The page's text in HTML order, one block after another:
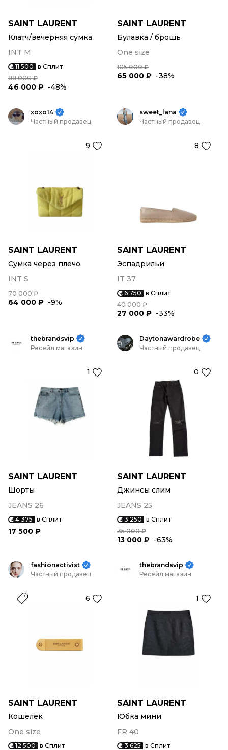
SAINT LAURENT
Клатч/вечерняя сумка
INT M
11 500 в Сплит
88 000 ₽
46 000 ₽ -48%
SAINT LAURENT
Булавка / брошь
One size
105 000 ₽
65 000 ₽ -38%
xoxo14
Частный продавец
9
SAINT LAURENT
Сумка через плечо
INT S
70 000 ₽
64 000 ₽ -9%
sweet_lana
Частный продавец
8
SAINT LAURENT
Эспадрильи
IT 37
6 750 в Сплит
40 000 ₽
27 000 ₽ -33%
thebrandsvip
Ресейл магазин
1
SAINT LAURENT
Шорты
JEANS 26
4 375 в Сплит
17 500 ₽
Daytonawardrobe
Частный продавец
0
SAINT LAURENT
Джинсы слим
JEANS 25
3 250 в Сплит
35 000 ₽
13 000 ₽ -63%
fashionactivist
Частный продавец
6
SAINT LAURENT
Кошелек
One size
12 500 в Сплит
thebrandsvip
Ресейл магазин
1
SAINT LAURENT
Юбка мини
FR 40
3 625 в Сплит